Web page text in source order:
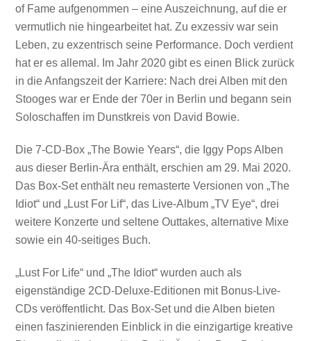
of Fame aufgenommen – eine Auszeichnung, auf die er
vermutlich nie hingearbeitet hat. Zu exzessiv war sein
Leben, zu exzentrisch seine Performance. Doch verdient
hat er es allemal. Im Jahr 2020 gibt es einen Blick zurück
in die Anfangszeit der Karriere: Nach drei Alben mit den
Stooges war er Ende der 70er in Berlin und begann sein
Soloschaffen im Dunstkreis von David Bowie.
Die 7-CD-Box „The Bowie Years“, die Iggy Pops Alben
aus dieser Berlin-Ära enthält, erschien am 29. Mai 2020.
Das Box-Set enthält neu remasterte Versionen von „The
Idiot“ und „Lust For Lif“, das Live-Album „TV Eye“, drei
weitere Konzerte und seltene Outtakes, alternative Mixe
sowie ein 40-seitiges Buch.
„Lust For Life“ und „The Idiot“ wurden auch als
eigenständige 2CD-Deluxe-Editionen mit Bonus-Live-
CDs veröffentlicht. Das Box-Set und die Alben bieten
einen faszinierenden Einblick in die einzigartige kreative